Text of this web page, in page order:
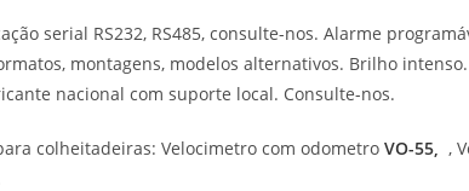
serial RS232, RS485, consulte-nos. Alarme
montagens, modelos alternativos. Brilho
nacional com suporte local. Consulte-nos.
colheitadeiras: Velocimetro com odometro VO-55, ,